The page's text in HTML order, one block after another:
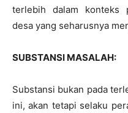
terlebih dalam konteks
desa yang seharusnya
SUBSTANSI MASALAH:
Substansi bukan pada
ini, akan tetapi selaku